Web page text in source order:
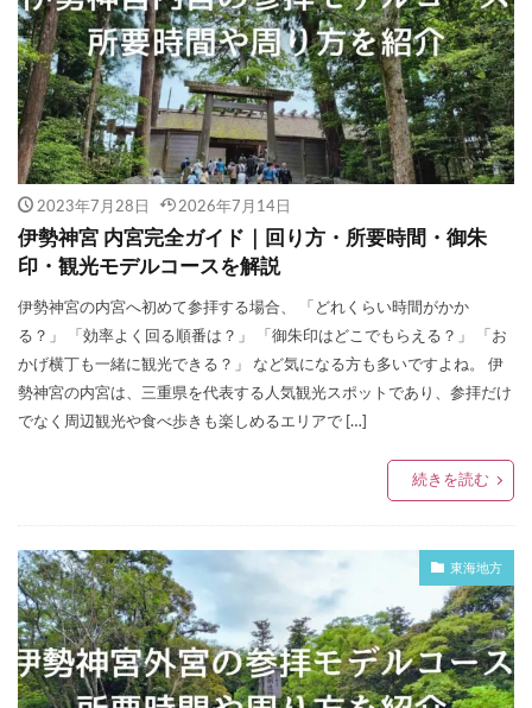
2023年7月28日 2026年7月14日
伊勢神宮 内宮完全ガイド｜回り方・所要時間・御朱
印・観光モデルコースを解説
伊勢神宮の内宮へ初めて参拝する場合、 「どれくらい時間がかか
る？」 「効率よく回る順番は？」 「御朱印はどこでもらえる？」 「お
かげ横丁も一緒に観光できる？」 など気になる方も多いですよね。 伊
勢神宮の内宮は、三重県を代表する人気観光スポットであり、参拝だけ
でなく周辺観光や食べ歩きも楽しめるエリアで […]
続きを読む
東海地方